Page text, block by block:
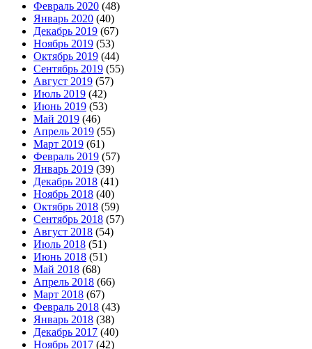
Февраль 2020 (48)
Январь 2020 (40)
Декабрь 2019 (67)
Ноябрь 2019 (53)
Октябрь 2019 (44)
Сентябрь 2019 (55)
Август 2019 (57)
Июль 2019 (42)
Июнь 2019 (53)
Май 2019 (46)
Апрель 2019 (55)
Март 2019 (61)
Февраль 2019 (57)
Январь 2019 (39)
Декабрь 2018 (41)
Ноябрь 2018 (40)
Октябрь 2018 (59)
Сентябрь 2018 (57)
Август 2018 (54)
Июль 2018 (51)
Июнь 2018 (51)
Май 2018 (68)
Апрель 2018 (66)
Март 2018 (67)
Февраль 2018 (43)
Январь 2018 (38)
Декабрь 2017 (40)
Ноябрь 2017 (42)